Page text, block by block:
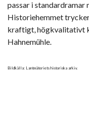
passar i standardramar
Historiehemmet
kraftigt, högkvalitativt
Hahnemühle.
Bildkälla: Lantmäteriets historiska arkiv.